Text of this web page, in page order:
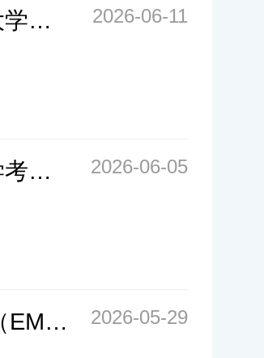
营销要以用户需求为起点：来北京大学国发院EMBA参加面试！ 2026-06-11
2027级清华经管EMBA第三批次入学考试面试报名 2026-06-05
北京理工大学2027年工商管理硕士（EMBA）招生说明（专业代码：125100） 2026-05-29